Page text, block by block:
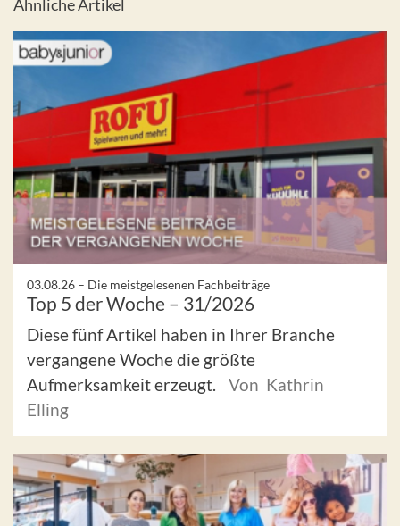
Ähnliche Artikel
03.08.26 – Die meistgelesenen Fachbeiträge
Top 5 der Woche – 31/2026
Diese fünf Artikel haben in Ihrer Branche
vergangene Woche die größte
Aufmerksamkeit erzeugt.
Von Kathrin
Elling